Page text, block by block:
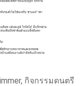
กิจกรรมดนตรี